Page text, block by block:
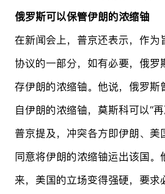
俄罗斯可以保管伊朗的浓缩铀
在新闻会上，普京还表示，作为
协议的一部分，如有必要，俄罗
存伊朗的浓缩铀。他说，俄罗斯
自伊朗的浓缩铀，莫斯科可以“再
普京提及，冲突各方即伊朗、美
同意将伊朗的浓缩铀运出该国。
来，美国的立场变得强硬，要求